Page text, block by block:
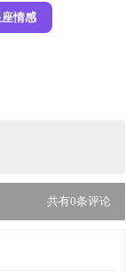
情感
共有0条评论